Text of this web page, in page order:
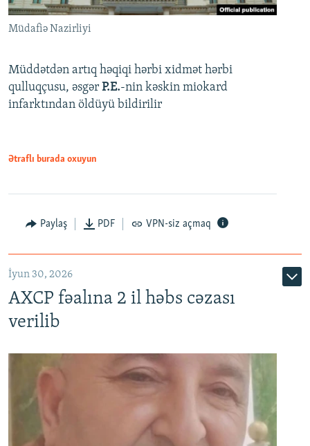
Müdafiə Nazirliyi
Müddətdən artıq həqiqi hərbi xidmət hərbi
qulluqçusu, əsgər P.E.-nin kəskin miokard
infarktından öldüyü bildirilir
Ətraflı burada oxuyun
Paylaş PDF VPN-siz açmaq
İyun 30, 2026
AXCP fəalına 2 il həbs cəzası
verilib